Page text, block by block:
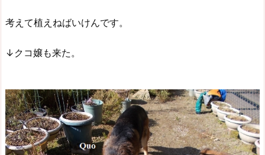
考えて植えねばいけんです。
↓クコ嬢も来た。